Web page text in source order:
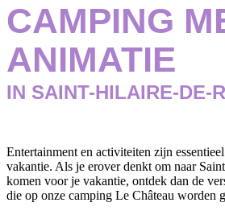
CAMPING
ANIMATIE
IN SAINT-HILAIRE-DE-
Entertainment en activiteiten zijn
vakantie. Als je erover denkt om naar
komen voor je vakantie, ontdek dan de
die op onze camping Le Château worden